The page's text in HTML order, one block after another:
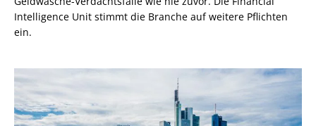
Intelligence Unit stimmt die Branche auf weitere Pflichten
ein.